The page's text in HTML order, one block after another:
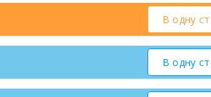
В одну
В одну